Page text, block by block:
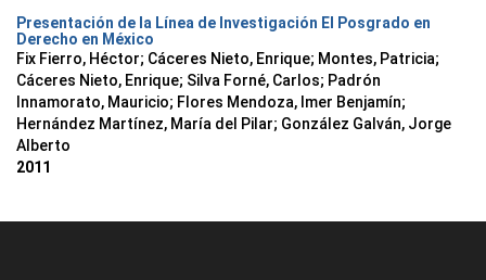
Presentación de la Línea de Investigación El Posgrado en
Derecho en México
Fix Fierro, Héctor; Cáceres Nieto, Enrique; Montes, Patricia;
Cáceres Nieto, Enrique; Silva Forné, Carlos; Padrón
Innamorato, Mauricio; Flores Mendoza, Imer Benjamín;
Hernández Martínez, María del Pilar; González Galván, Jorge
Alberto
2011